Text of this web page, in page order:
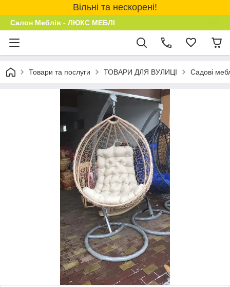
Вільні та нескорені!
Салон Меблів - ЛЮКС МЕБЛІ
Товари та послуги ТОВАРИ ДЛЯ ВУЛИЦІ Садові